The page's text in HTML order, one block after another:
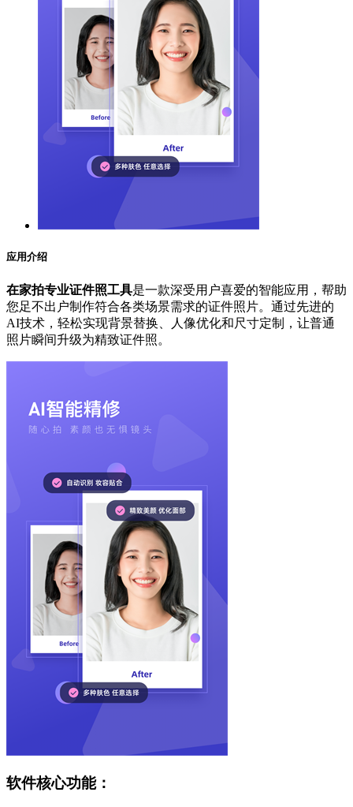
应用介绍
在家拍专业证件照工具是一款深受用户喜爱的智能应用，帮助
您足不出户制作符合各类场景需求的证件照片。通过先进的
AI技术，轻松实现背景替换、人像优化和尺寸定制，让普通
照片瞬间升级为精致证件照。
软件核心功能：